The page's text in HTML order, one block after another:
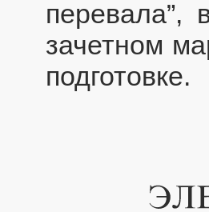
перевала”,
зачетном
подготовке.